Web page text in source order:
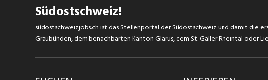
Südostschweiz!
südostschweizjobs.ch ist das Stellenportal der Südostschweiz und damit die
Graubünden, dem benachbarten Kanton Glarus, dem St. Galler Rheintal oder